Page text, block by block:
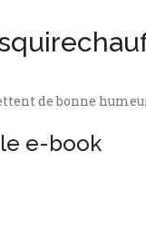
de bonne
e-book